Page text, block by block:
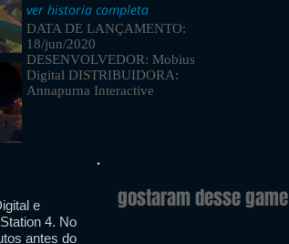
ver historia completa
DATA DE LANÇAMENTO:
18/jun/2020
DESENVOLVEDOR: Mobius
Digital DISTRIBUIDORA:
Annapurna Interactive
e
4. No
antes do
gostaram desse game